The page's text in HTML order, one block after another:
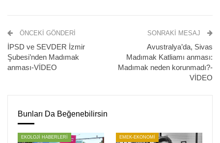
Sivas Madımak Katliamı’nın 33. yıl dönümü dolayısıyla
etkinliği düzenlendi.
ÖNCEKI GÖNDERI
İPSD ve SEVDER İzmir
Şubesi’nden Madımak
anması-VİDEO
SONRAKI MESAJ
Avustralya’da, Sivas
Madımak Katliamı anması:
Madımak neden korunmadı?-
VİDEO
Bunları Da Beğenebilirsin
EKOLOJİ HABERLERİ EMEK-EKONOMİ